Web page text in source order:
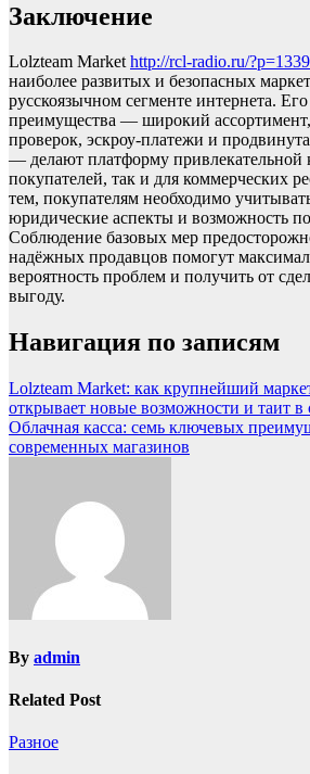
Заключение
Lolzteam Markethttp://rcl-radio.ru/
наиболее развитых и безопасных
русскоязычном сегменте интернета.
преимущества — широкий ассортимент,
проверок, эскроу-платежи и
— делают платформу привлекательной
покупателей, так и для коммерческих
тем, покупателям необходимо
юридические аспекты и возможность
Соблюдение базовых мер
надёжных продавцов помогут
вероятность проблем и получить от
выгоду.
Навигация по записям
Lolzteam Market: как крупнейший
открывает новые возможности и таит в
Облачная касса: семь ключевых
современных магазинов
By admin
Related Post
Разное